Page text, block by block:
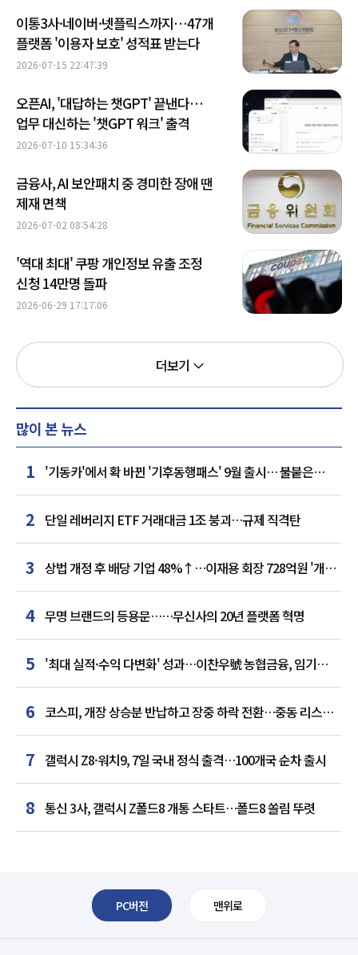
이통3사·네이버·넷플릭스까지…47개
플랫폼 '이용자 보호' 성적표 받는다
2026-07-15 22:47:39
오픈AI, '대답하는 챗GPT' 끝낸다…
업무 대신하는 '챗GPT 워크' 출격
2026-07-10 15:34:36
금융사, AI 보안패치 중 경미한 장애 땐
제재 면책
2026-07-02 08:54:28
'역대 최대' 쿠팡 개인정보 유출 조정
신청 14만명 돌파
2026-06-29 17:17:06
더보기
많이 본 뉴스
1 '기동카'에서 확 바뀐 '기후동행패스' 9월 출시… 불붙은
카드사 경쟁
2 단일 레버리지 ETF 거래대금 1조 붕괴…규제 직격탄
3
상법 개정 후 배당 기업 48%↑…이재용 회장 728억원 '개인
최다'
4 무명 브랜드의 등용문……무신사의 20년 플랫폼 혁명
5 '최대 실적·수익 다변화' 성과…이찬우號 농협금융, 임기
말년 성장 박차
6 코스피, 개장 상승분 반납하고 장중 하락 전환…중동 리스크·
美 경계감
7 갤럭시 Z8·워치9, 7일 국내 정식 출격…100개국 순차 출시
8 통신 3사, 갤럭시 Z폴드8 개통 스타트…폴드8 쏠림 뚜렷
PC버전 맨위로